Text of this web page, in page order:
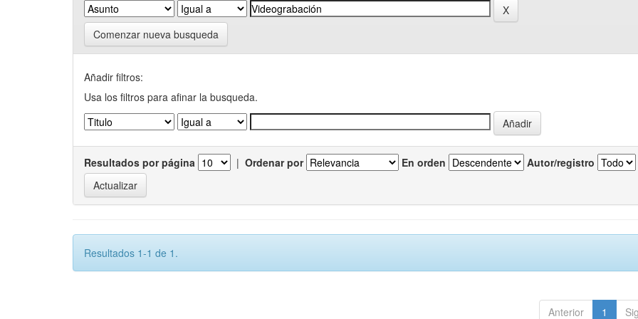
Comenzar nueva busqueda
Añadir filtros:
Usa los filtros para afinar la busqueda.
Resultados por página | Ordenar por En orden Autor/registro
Resultados 1-1 de 1.
Anterior 1